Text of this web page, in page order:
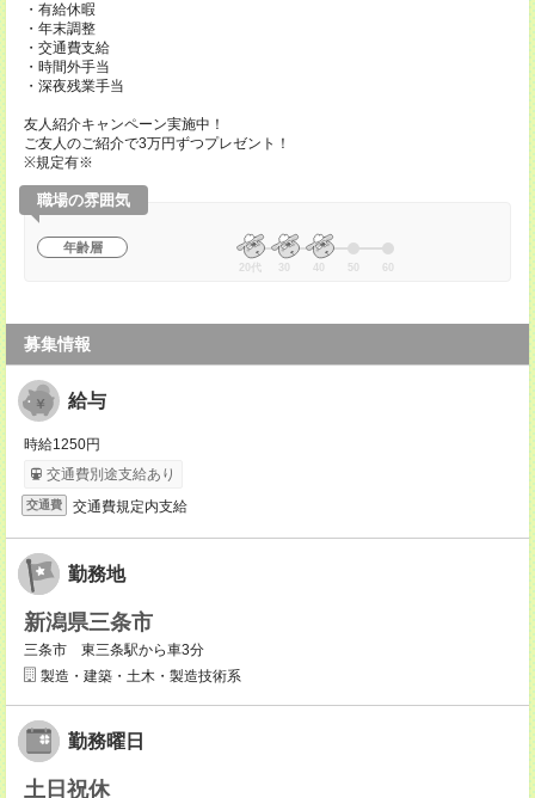
・有給休暇
・年末調整
・交通費支給
・時間外手当
・深夜残業手当
友人紹介キャンペーン実施中！
ご友人のご紹介で3万円ずつプレゼント！
※規定有※
職場の雰囲気
年齢層
20代 30 40 50 60
募集情報
給与
時給1250円
交通費別途支給あり
交通費 交通費規定内支給
勤務地
新潟県三条市
三条市 東三条駅から車3分
製造・建築・土木・製造技術系
勤務曜日
土日祝休